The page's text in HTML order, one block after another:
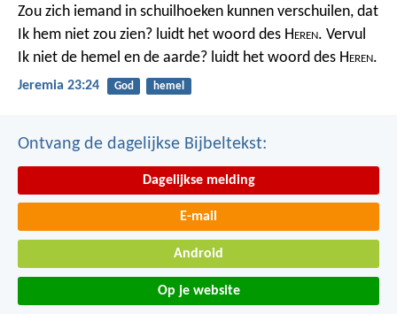
Zou zich iemand in schuilhoeken kunnen verschuilen, dat
Ik hem niet zou zien? luidt het woord des Heren. Vervul
Ik niet de hemel en de aarde? luidt het woord des Heren.
Jeremia 23:24 God hemel
Ontvang de dagelijkse Bijbeltekst:
Dagelijkse melding
E-mail
Android
Op je website